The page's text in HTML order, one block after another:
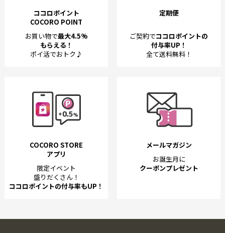
ココロポイント
COCORO POINT
お買い物で最大4.5%
もらえる！
ポイ活でおトク♪
定期便
ご契約でココロポイントの
付与率UP！
全て送料無料！
COCORO STORE
アプリ
限定イベント
盛りだくさん！
ココロポイントの付与率もUP！
メールマガジン
お誕生月に
クーポンプレゼント